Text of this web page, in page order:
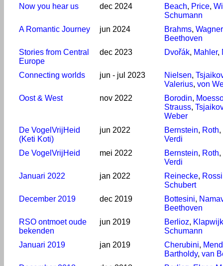
Now you hear us dec 2024 Beach, Price,
Schumann
A Romantic Journey
jun 2024 Brahms, Wagner
Beethoven
Stories from Central
Europe
dec 2023 Dvořák, Mahler,
Connecting worlds jun - jul 2023 Nielsen,
Valerius, von
Oost & West
nov 2022 Borodin,
Strauss,
Weber
De VogelVrijHeid
(Keti Koti)
jun 2022 Bernstein, Roth,
Verdi
De VogelVrijHeid
mei 2022 Bernstein, Roth,
Verdi
Januari 2022
jan 2022 Reinecke,
Schubert
December 2019
dec 2019 Bottesini,
Beethoven
RSO ontmoet oude
bekenden
jun 2019 Berlioz, Klapwijk
Schumann
Januari 2019
jan 2019 Cherubini,
Bartholdy, van